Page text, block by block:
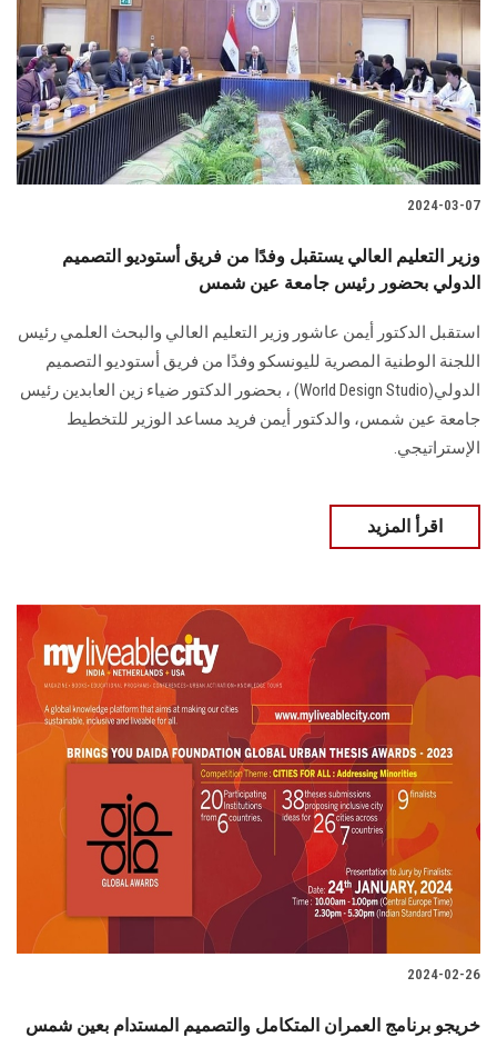
2024-03-07
وزير التعليم العالي يستقبل وفدًا من فريق أستوديو التصميم
الدولي بحضور رئيس جامعة عين شمس
استقبل الدكتور أيمن عاشور وزير التعليم العالي والبحث العلمي رئيس
اللجنة الوطنية المصرية ‏لليونسكو وفدًا من فريق أستوديو التصميم
الدولي‎ (World Design Studio)‎، بحضور ‏الدكتور ضياء زين العابدين رئيس
جامعة عين شمس، والدكتور أيمن فريد مساعد الوزير ‏للتخطيط
الإستراتيجي.
اقرأ المزيد
2024-02-26
خريجو برنامج العمران المتكامل والتصميم المستدام بعين شمس